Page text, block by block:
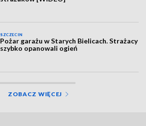
SZCZECIN
Pożar garażu w Starych Bielicach. Strażacy
szybko opanowali ogień
ZOBACZ WIĘCEJ